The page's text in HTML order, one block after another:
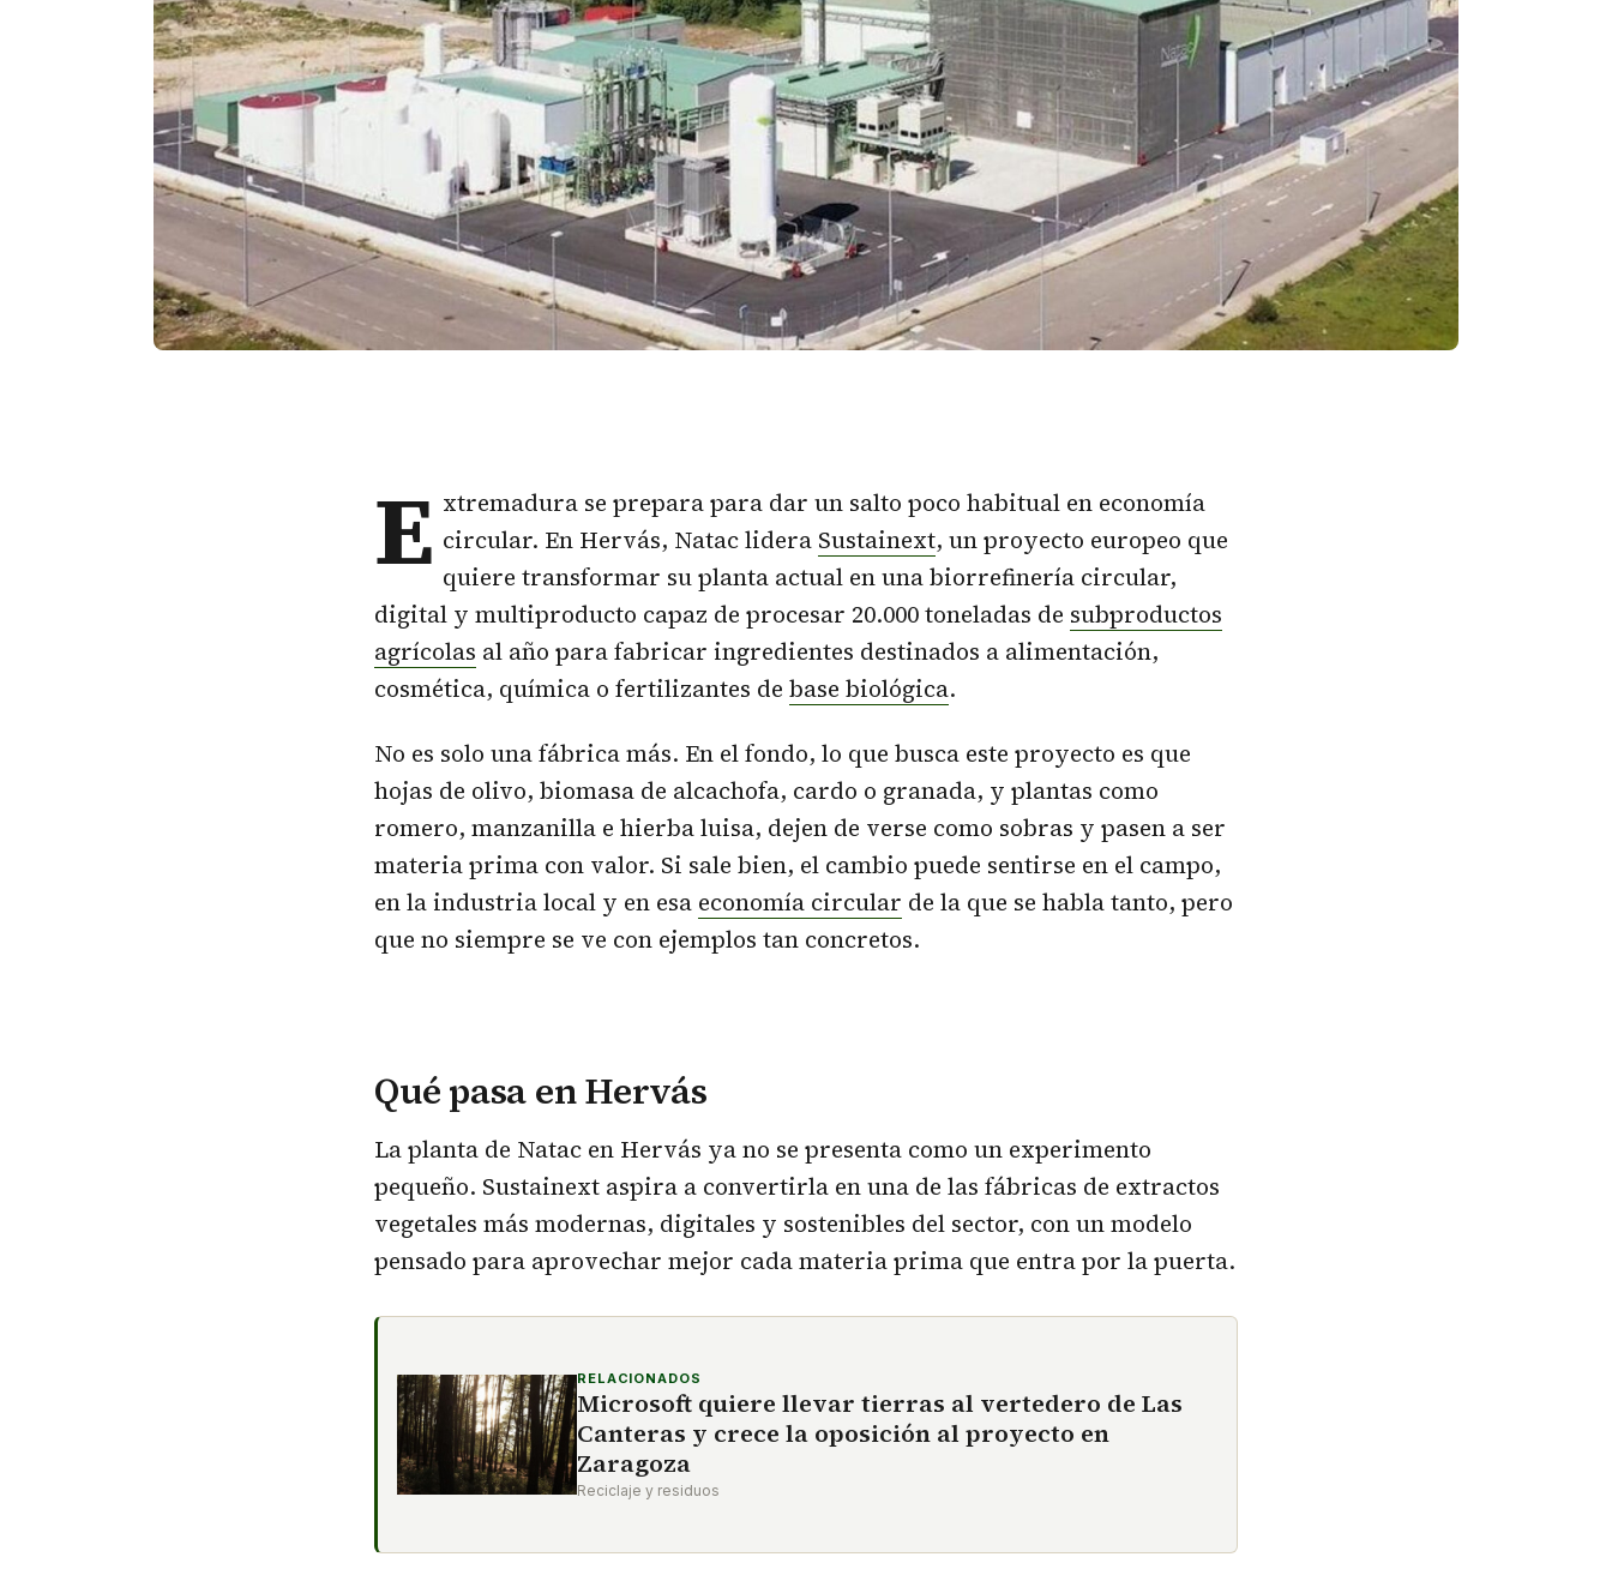
E xtremadura se prepara para dar un salto poco habitual en economía
circular. En Hervás, Natac lidera Sustainext, un proyecto europeo que
quiere transformar su planta actual en una biorrefinería circular,
digital y multiproducto capaz de procesar 20.000 toneladas de subproductos
agrícolas al año para fabricar ingredientes destinados a alimentación,
cosmética, química o fertilizantes de base biológica.
No es solo una fábrica más. En el fondo, lo que busca este proyecto es que
hojas de olivo, biomasa de alcachofa, cardo o granada, y plantas como
romero, manzanilla e hierba luisa, dejen de verse como sobras y pasen a ser
materia prima con valor. Si sale bien, el cambio puede sentirse en el campo,
en la industria local y en esa economía circular de la que se habla tanto, pero
que no siempre se ve con ejemplos tan concretos.
Qué pasa en Hervás
La planta de Natac en Hervás ya no se presenta como un experimento
pequeño. Sustainext aspira a convertirla en una de las fábricas de extractos
vegetales más modernas, digitales y sostenibles del sector, con un modelo
pensado para aprovechar mejor cada materia prima que entra por la puerta.
RELACIONADOS
Microsoft quiere llevar tierras al vertedero de Las
Canteras y crece la oposición al proyecto en
Zaragoza
Reciclaje y residuos